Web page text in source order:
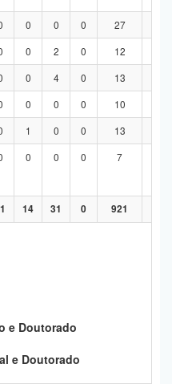
0 0 0 27
0 2 0 12
0 4 0 13
0 0 0 10
1 0 0 13
0 0 0 7
14 31 0 921
e Doutorado
e Doutorado